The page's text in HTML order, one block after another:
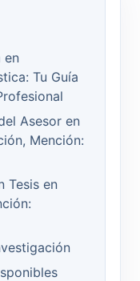
en
Tu Guía
Asesor en
Mención:
Tesis en